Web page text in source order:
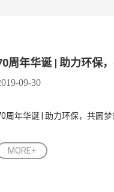
周年华诞 | 助力环保
09-30
周年华诞 | 助力环保，共圆梦
MORE+